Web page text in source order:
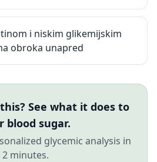
i niskim glikemijskim
obroka unapred
See what it does to
blood sugar.
glycemic analysis in
2 minutes.